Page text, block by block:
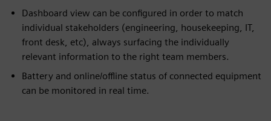
Dashboard view can be configured in order to match
individual stakeholders (engineering, housekeeping, IT,
front desk, etc), always surfacing the individually
relevant information to the right team members.
Battery and online/offline status of connected equipment
can be monitored in real time.